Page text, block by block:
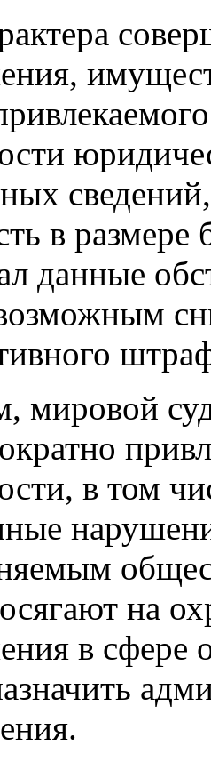
в
данные
мировой
в том
на
в сфере